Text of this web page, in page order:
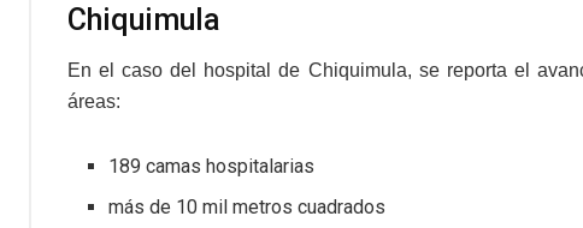
Chiquimula
En el caso del hospital de Chiquimula, se reporta el
áreas:
189 camas hospitalarias
más de 10 mil metros cuadrados